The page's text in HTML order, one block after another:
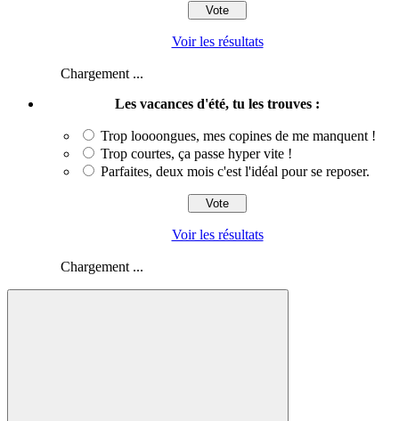
Voir les résultats
Chargement ...
Les vacances d'été, tu les trouves :
Trop loooongues, mes copines de me manquent !
Trop courtes, ça passe hyper vite !
Parfaites, deux mois c'est l'idéal pour se reposer.
Voir les résultats
Chargement ...